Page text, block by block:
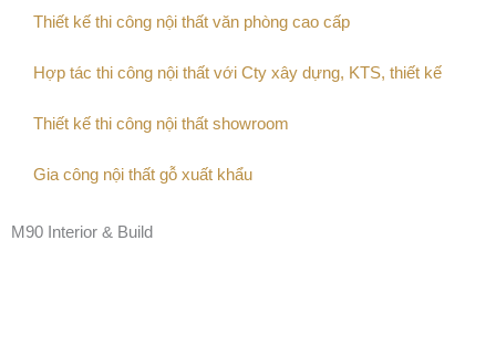
Thiết kế thi công nội thất văn phòng cao cấp
Hợp tác thi công nội thất với Cty xây dựng, KTS, thiết kế
Thiết kế thi công nội thất showroom
Gia công nội thất gỗ xuất khẩu
M90 Interior & Build